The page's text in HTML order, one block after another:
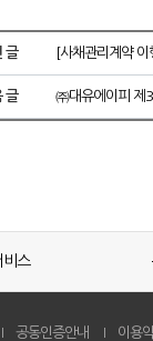
글 [사채관리계약
글 ㈜대유에이피 제
비스
공동인증안내 이용